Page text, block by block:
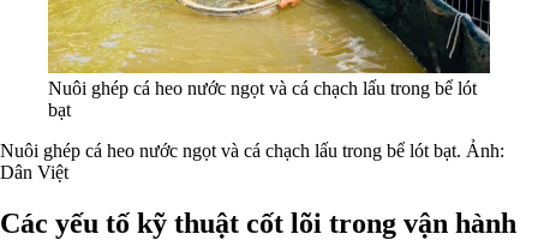
Nuôi ghép cá heo nước ngọt và cá chạch lấu trong bể lót
bạt
Nuôi ghép cá heo nước ngọt và cá chạch lấu trong bể lót bạt. Ảnh:
Dân Việt
Các yếu tố kỹ thuật cốt lõi trong vận hành